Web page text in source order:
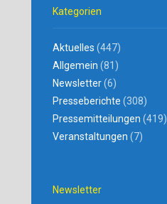
Kategorien
Aktuelles (447)
Allgemein (81)
Newsletter(6)
Presseberichte (308)
Pressemitteilungen (419)
Veranstaltungen (7)
Newsletter